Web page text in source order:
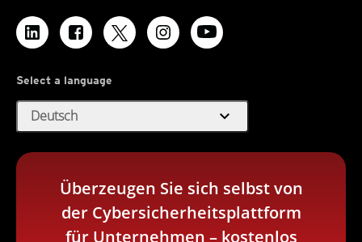
Select a language
Deutsch expand_more
Überzeugen Sie sich selbst von
der Cybersicherheitsplattform
für Unternehmen – kostenlos